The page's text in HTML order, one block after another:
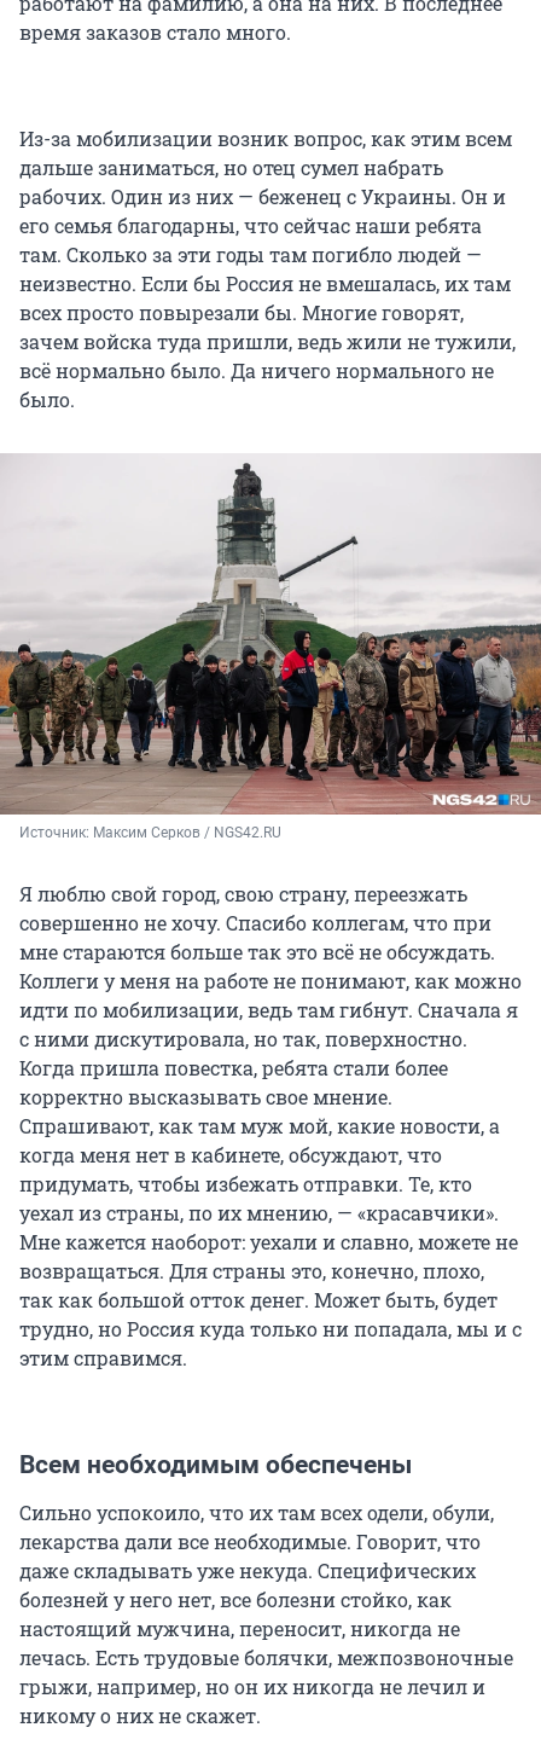
время заказов стало много.
Из-за мобилизации возник вопрос, как этим всем
дальше заниматься, но отец сумел набрать
рабочих. Один из них — беженец с Украины. Он и
его семья благодарны, что сейчас наши ребята
там. Сколько за эти годы там погибло людей —
неизвестно. Если бы Россия не вмешалась, их там
всех просто повырезали бы. Многие говорят,
зачем войска туда пришли, ведь жили не тужили,
всё нормально было. Да ничего нормального не
было.
Источник: Максим Серков / NGS42.RU
Я люблю свой город, свою страну, переезжать
совершенно не хочу. Спасибо коллегам, что при
мне стараются больше так это всё не обсуждать.
Коллеги у меня на работе не понимают, как можно
идти по мобилизации, ведь там гибнут. Сначала я
с ними дискутировала, но так, поверхностно.
Когда пришла повестка, ребята стали более
корректно высказывать свое мнение.
Спрашивают, как там муж мой, какие новости, а
когда меня нет в кабинете, обсуждают, что
придумать, чтобы избежать отправки. Те, кто
уехал из страны, по их мнению, — «красавчики».
Мне кажется наоборот: уехали и славно, можете не
возвращаться. Для страны это, конечно, плохо,
так как большой отток денег. Может быть, будет
трудно, но Россия куда только ни попадала, мы и с
этим справимся.
Всем необходимым обеспечены
Сильно успокоило, что их там всех одели, обули,
лекарства дали все необходимые. Говорит, что
даже складывать уже некуда. Специфических
болезней у него нет, все болезни стойко, как
настоящий мужчина, переносит, никогда не
лечась. Есть трудовые болячки, межпозвоночные
грыжи, например, но он их никогда не лечил и
никому о них не скажет.